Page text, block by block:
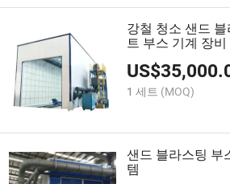
강철 청소 샌드
트 부스 기계 장
US$
1 세트 (MOQ)
샌드 블라스팅 부
템